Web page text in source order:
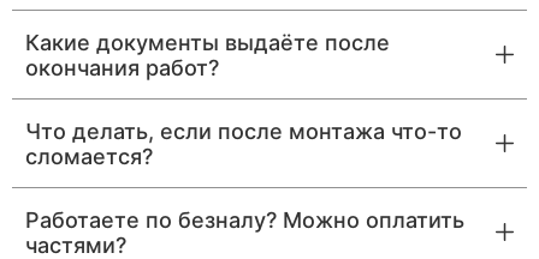
Какие документы выдаёте после
окончания работ?
Что делать, если после монтажа что-то
сломается?
Работаете по безналу? Можно оплатить
частями?